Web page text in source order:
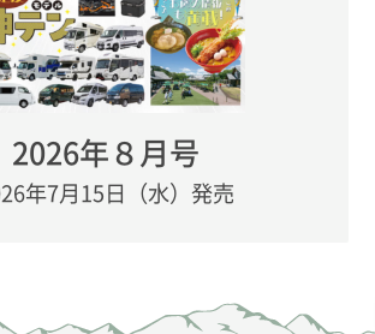
2026年８月号
年7月15日（水）発売